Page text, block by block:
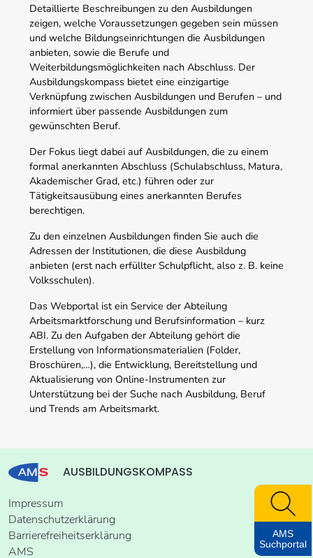
Detaillierte Beschreibungen zu den Ausbildungen
zeigen, welche Voraussetzungen gegeben sein müssen
und welche Bildungseinrichtungen die Ausbildungen
anbieten, sowie die Berufe und
Weiterbildungsmöglichkeiten nach Abschluss. Der
Ausbildungskompass bietet eine einzigartige
Verknüpfung zwischen Ausbildungen und Berufen – und
informiert über passende Ausbildungen zum
gewünschten Beruf.
Der Fokus liegt dabei auf Ausbildungen, die zu einem
formal anerkannten Abschluss (Schulabschluss, Matura,
Akademischer Grad, etc.) führen oder zur
Tätigkeitsausübung eines anerkannten Berufes
berechtigen.
Zu den einzelnen Ausbildungen finden Sie auch die
Adressen der Institutionen, die diese Ausbildung
anbieten (erst nach erfüllter Schulpflicht, also z. B. keine
Volksschulen).
Das Webportal ist ein Service der Abteilung
Arbeitsmarktforschung und Berufsinformation – kurz
ABI. Zu den Aufgaben der Abteilung gehört die
Erstellung von Informationsmaterialien (Folder,
Broschüren,…), die Entwicklung, Bereitstellung und
Aktualisierung von Online-Instrumenten zur
Unterstützung bei der Suche nach Ausbildung, Beruf
und Trends am Arbeitsmarkt.
AUSBILDUNGSKOMPASS
Impressum
Datenschutzerklärung
Barrierefreiheitserklärung
AMS
AMS
Suchportal